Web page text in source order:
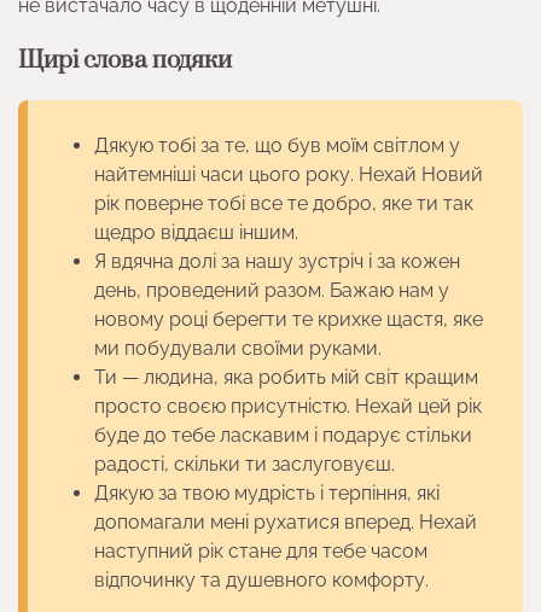
не вистачало часу в щоденній метушні.
Щирі слова подяки
Дякую тобі за те, що був моїм світлом у
найтемніші часи цього року. Нехай Новий
рік поверне тобі все те добро, яке ти так
щедро віддаєш іншим.
Я вдячна долі за нашу зустріч і за кожен
день, проведений разом. Бажаю нам у
новому році берегти те крихке щастя, яке
ми побудували своїми руками.
Ти — людина, яка робить мій світ кращим
просто своєю присутністю. Нехай цей рік
буде до тебе ласкавим і подарує стільки
радості, скільки ти заслуговуєш.
Дякую за твою мудрість і терпіння, які
допомагали мені рухатися вперед. Нехай
наступний рік стане для тебе часом
відпочинку та душевного комфорту.